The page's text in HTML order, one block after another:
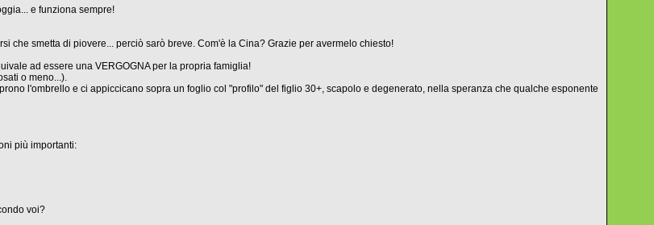
e funziona sempre!
che smetta di piovere... perciò sarò breve. Com'è la Cina? Grazie per avermelo chiesto!
ad essere una VERGOGNA per la propria famiglia!
o meno...).
l'ombrello e ci appiccicano sopra un foglio col "profilo" del figlio 30+, scapolo e degenerato, nella speranza che qualche esponente
più importanti:
voi?